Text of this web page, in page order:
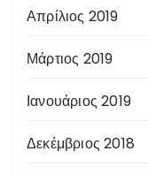
Απρίλιος 2019
Μάρτιος 2019
Ιανουάριος 2019
Δεκέμβριος 2018